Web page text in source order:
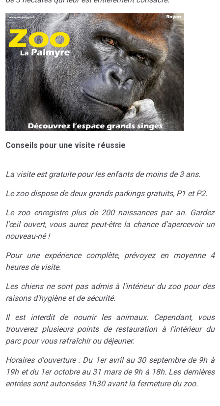
Conseils pour une visite réussie
La visite est gratuite pour les enfants de moins de 3 ans.
Le zoo dispose de deux grands parkings gratuits, P1 et P2.
Le zoo enregistre plus de 200 naissances par an. Gardez
l'œil ouvert, vous aurez peut-être la chance d'apercevoir un
nouveau-né !
Pour une expérience complète, prévoyez en moyenne 4
heures de visite.
Les chiens ne sont pas admis à l'intérieur du zoo pour des
raisons d'hygiène et de sécurité.
Il est interdit de nourrir les animaux. Cependant, vous
trouverez plusieurs points de restauration à l'intérieur du
parc pour vous rafraîchir ou déjeuner.
Horaires d'ouverture : Du 1er avril au 30 septembre de 9h à
19h et du 1er octobre au 31 mars de 9h à 18h. Les dernières
entrées sont autorisées 1h30 avant la fermeture du zoo.